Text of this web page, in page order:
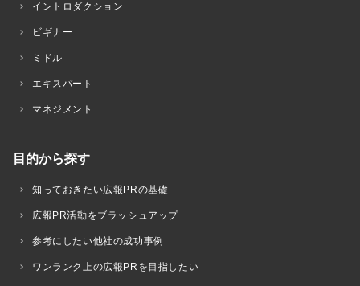
イントロダクション
ビギナー
ミドル
エキスパート
マネジメント
目的から探す
知っておきたい広報PRの基礎
広報PR活動をブラッシュアップ
参考にしたい他社の成功事例
ワンランク上の広報PRを目指したい